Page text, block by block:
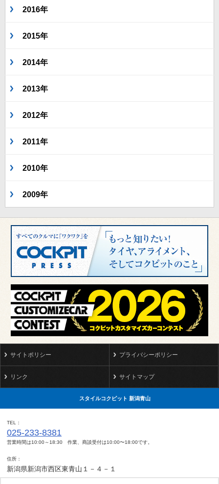
2016年
2015年
2014年
2013年
2012年
2011年
2010年
2009年
サイトポリシー プライバシーポリシー
リンク サイトマップ
スタイルコクピット 新潟青山
TEL
025-233-8381
営業時間は10:00～18:30 作業、商談受付は10:00〜18:00です。
住所
新潟県新潟市西区東青山１－４－１